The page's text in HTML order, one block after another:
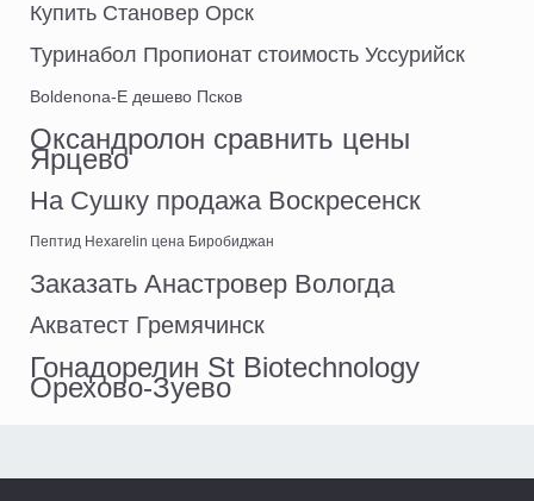
Купить Становер Орск
Туринабол Пропионат стоимость Уссурийск
Boldenona-E дешево Псков
Оксандролон сравнить цены
Ярцево
На Сушку продажа Воскресенск
Пептид Hexarelin цена Биробиджан
Заказать Анастровер Вологда
Акватест Гремячинск
Гонадорелин St Biotechnology
Орехово-Зуево